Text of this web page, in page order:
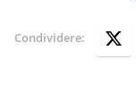
Condividere: